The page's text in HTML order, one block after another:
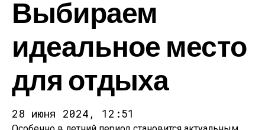
Выбираем
идеальное место
для отдыха
28 июня 2024, 12:51